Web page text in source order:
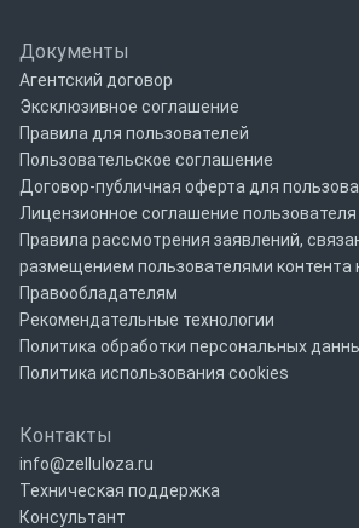
Документы
Агентский договор
Эксклюзивное соглашение
Правила для пользователей
Пользовательское соглашение
Договор-публичная оферта для
Лицензионное соглашение пользователя
Правила рассмотрения заявлений,
размещением пользователями контента
Правообладателям
Рекомендательные технологии
Политика обработки персональных
Политика использования cookies
Контакты
info@zelluloza.ru
Техническая поддержка
Консультант